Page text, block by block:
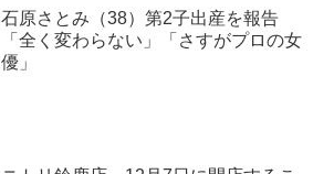
石原さとみ（38）第2子出産を報告
「全く変わらない」「さすがプロの女
優」